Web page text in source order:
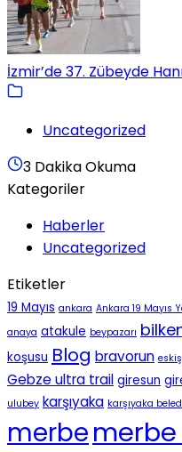
İzmir’de 37. Zübeyde
Uncategorized
3 Dakika Okuma
Kategoriler
Haberler
Uncategorized
Etiketler
19 Mayıs ankara Ankara 19 Mayıs
anaya atakule beypazarı
koşusu Blog bravorun
Gebze ultra trail giresun
ulubey karşıyaka karşıyaka
merbe